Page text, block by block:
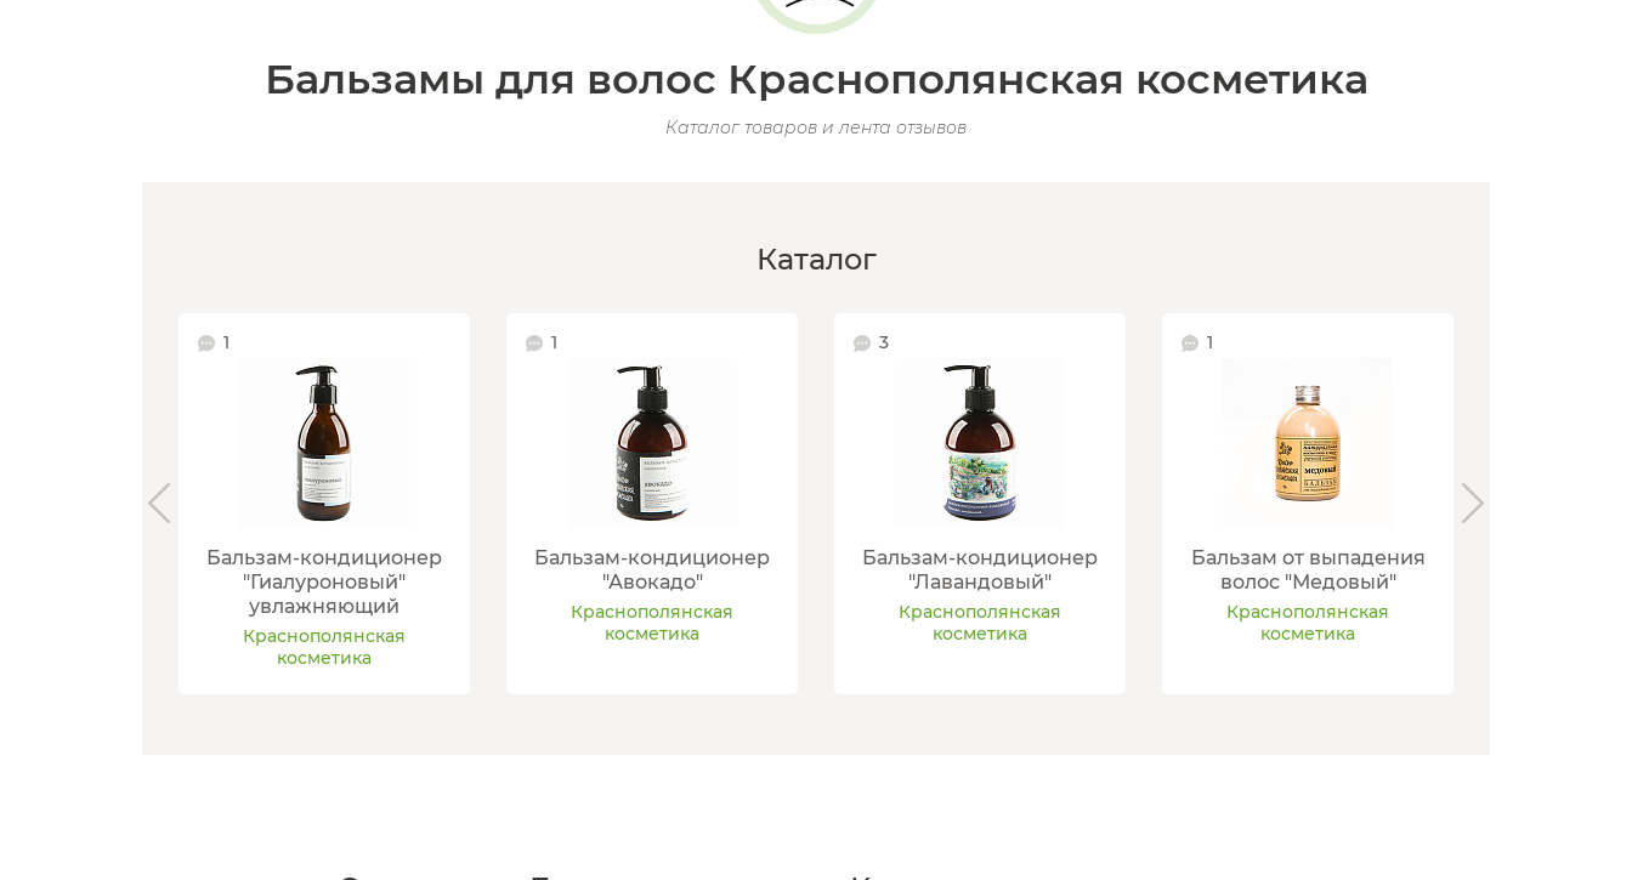
Бальзамы для волос Краснополянская косметика
Каталог товаров и лента отзывов
Каталог
1
Бальзам-кондиционер
"Гиалуроновый"
увлажняющий
Краснополянская
косметика
1
Бальзам-кондиционер
"Авокадо"
Краснополянская
косметика
3
Бальзам-кондиционер
"Лавандовый"
Краснополянская
косметика
1
Бальзам от выпадения
волос "Медовый"
Краснополянская
косметика